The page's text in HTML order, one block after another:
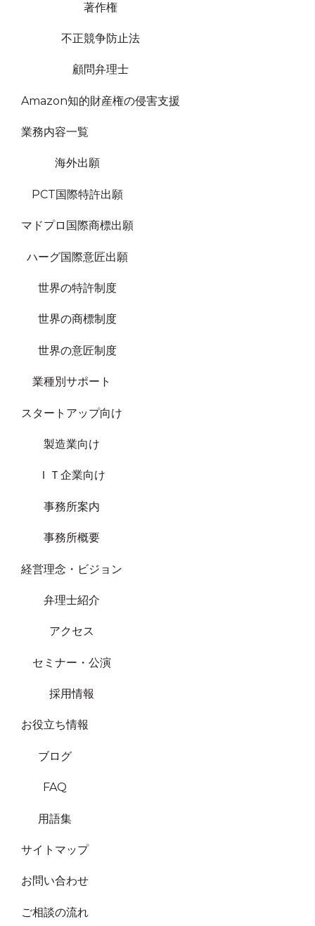
著作権
不正競争防止法
顧問弁理士
Amazon知的財産権の侵害支援
業務内容一覧
海外出願
PCT国際特許出願
マドプロ国際商標出願
ハーグ国際意匠出願
世界の特許制度
世界の商標制度
世界の意匠制度
業種別サポート
スタートアップ向け
製造業向け
ＩＴ企業向け
事務所案内
事務所概要
経営理念・ビジョン
弁理士紹介
アクセス
セミナー・公演
採用情報
お役立ち情報
ブログ
FAQ
用語集
サイトマップ
お問い合わせ
ご相談の流れ